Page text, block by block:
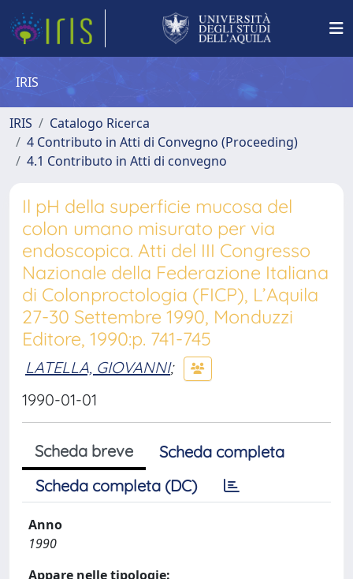
IRIS
IRIS
Catalogo Ricerca
4 Contributo in Atti di Convegno (Proceeding)
4.1 Contributo in Atti di convegno
Il pH della superficie mucosa del
colon umano misurato per via
endoscopica. Atti del III Congresso
Nazionale della Federazione Italiana
di Colonproctologia (FICP), L’Aquila
27-30 Settembre 1990, Monduzzi
Editore, 1990:p. 741-745
LATELLA, GIOVANNI;
1990-01-01
Scheda breve
Scheda completa
Scheda completa (DC)
Anno
1990
Appare nelle tipologie: